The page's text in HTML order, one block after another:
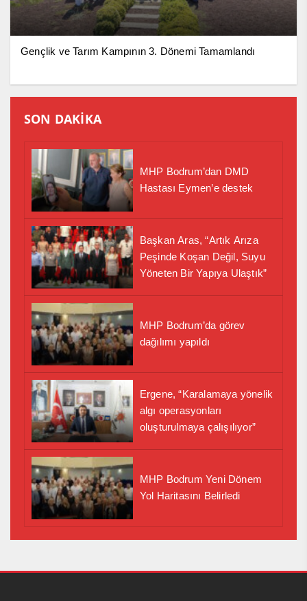
Gençlik ve Tarım Kampının 3. Dönemi Tamamlandı
SON DAKİKA
MHP Bodrum’dan DMD
Hastası Eymen’e destek
Başkan Aras, “Artık Arıza
Peşinde Koşan Değil, Suyu
Yöneten Bir Yapıya Ulaştık”
MHP Bodrum’da görev
dağılımı yapıldı
Ergene, “Karalamaya yönelik
algı operasyonları
oluşturulmaya çalışılıyor”
MHP Bodrum Yeni Dönem
Yol Haritasını Belirledi